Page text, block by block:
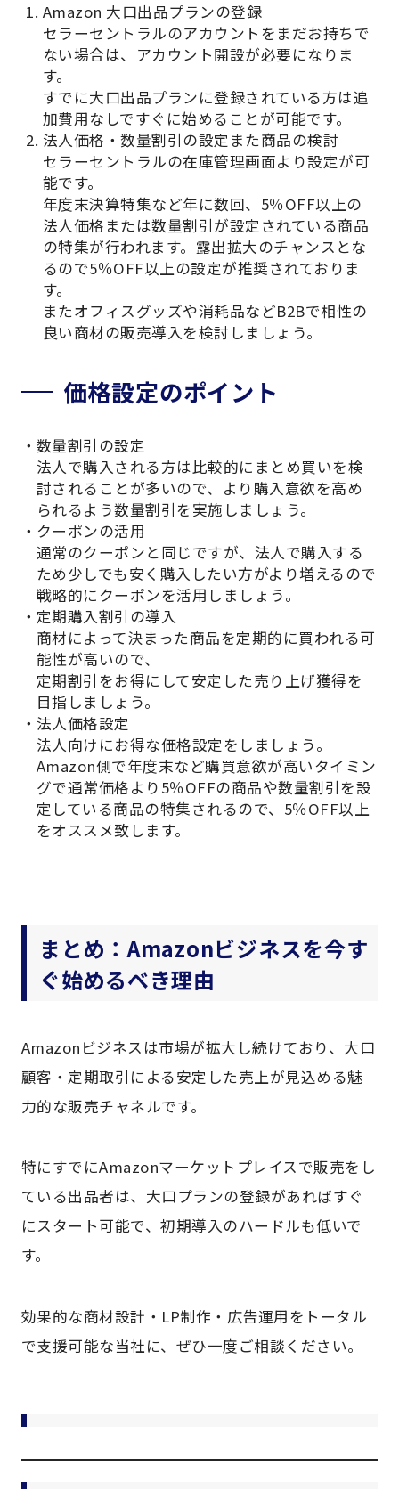
Amazon 大口出品プランの登録
セラーセントラルのアカウントをまだお持ちで
ない場合は、アカウント開設が必要になりま
す。
すでに大口出品プランに登録されている方は追
加費用なしですぐに始めることが可能です。
法人価格・数量割引の設定また商品の検討
セラーセントラルの在庫管理画面より設定が可
能です。
年度末決算特集など年に数回、5％OFF以上の
法人価格または数量割引が設定されている商品
の特集が行われます。露出拡大のチャンスとな
るので5％OFF以上の設定が推奨されておりま
す。
またオフィスグッズや消耗品などB2Bで相性の
良い商材の販売導入を検討しましょう。
価格設定のポイント
数量割引の設定
法人で購入される方は比較的にまとめ買いを検
討されることが多いので、より購入意欲を高め
られるよう数量割引を実施しましょう。
クーポンの活用
通常のクーポンと同じですが、法人で購入する
ため少しでも安く購入したい方がより増えるので
戦略的にクーポンを活用しましょう。
定期購入割引の導入
商材によって決まった商品を定期的に買われる可
能性が高いので、
定期割引をお得にして安定した売り上げ獲得を
目指しましょう。
法人価格設定
法人向けにお得な価格設定をしましょう。
Amazon側で年度末など購買意欲が高いタイミン
グで通常価格より5％OFFの商品や数量割引を設
定している商品の特集されるので、5％OFF以上
をオススメ致します。
まとめ：Amazonビジネスを今す
ぐ始めるべき理由
Amazonビジネスは市場が拡大し続けており、大口
顧客・定期取引による安定した売上が見込める魅
力的な販売チャネルです。
特にすでにAmazonマーケットプレイスで販売をし
ている出品者は、大口プランの登録があればすぐ
にスタート可能で、初期導入のハードルも低いで
す。
効果的な商材設計・LP制作・広告運用をトータル
で支援可能な当社に、ぜひ一度ご相談ください。